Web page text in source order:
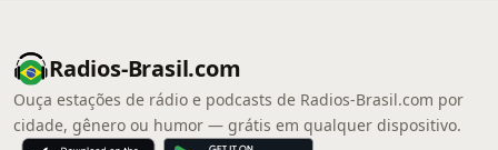
Radios-Brasil.com
Ouça estações de rádio e podcasts de Radios-Brasil.com por
cidade, gênero ou humor — grátis em qualquer dispositivo.